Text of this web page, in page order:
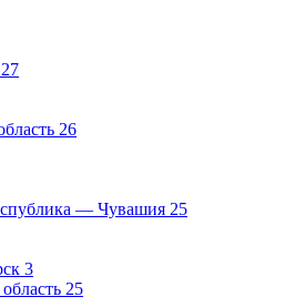
27
26
— Чувашия 25
3
25